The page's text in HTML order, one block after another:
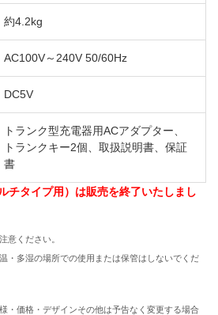
約4.2kg
AC100V～240V 50/60Hz
DC5V
トランク型充電器用ACアダプター、
トランクキー2個、取扱説明書、保証
書
チタイプ用）は販売を終了いたしまし
意ください。
・多湿の場所での使用または保管はしないでくだ
・価格・デザインその他は予告なく変更する場合